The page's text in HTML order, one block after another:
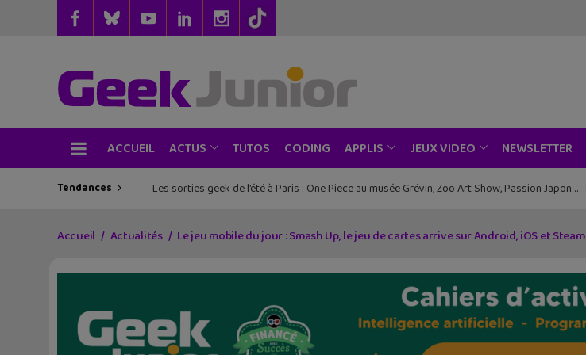
ACCUEIL ACTUS TUTOS CODING APPLIS JEUX VIDEO NEWSLETTER
Tendances Les sorties geek de l’été à Paris : One Piece au musée Grévin, Zoo Art Show, Passion Japon…
Accueil Actualités Le jeu mobile du jour : Smash Up, le jeu de cartes arrive sur Android, iOS et Steam